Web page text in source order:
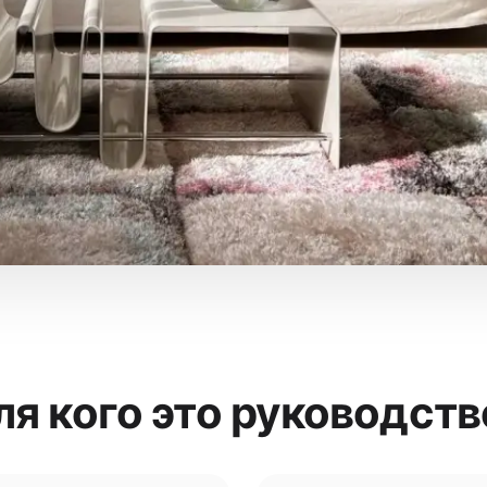
кого это